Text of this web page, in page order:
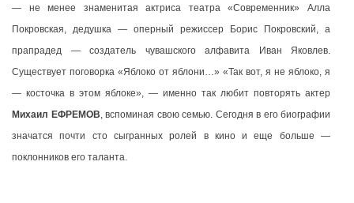
— не менее знаменитая актриса театра «Современник» Алла
Покровская, дедушка — оперный режиссер Борис Покровский, а
прапрадед — создатель чувашского алфавита Иван Яковлев.
Существует поговорка «Яблоко от яблони…» «Так вот, я не яблоко, я
— косточка в этом яблоке», — именно так любит повторять актер
Михаил ЕФРЕМОВ, вспоминая свою семью. Сегодня в его биографии
значатся почти сто сыгранных ролей в кино и еще больше —
поклонников его таланта.